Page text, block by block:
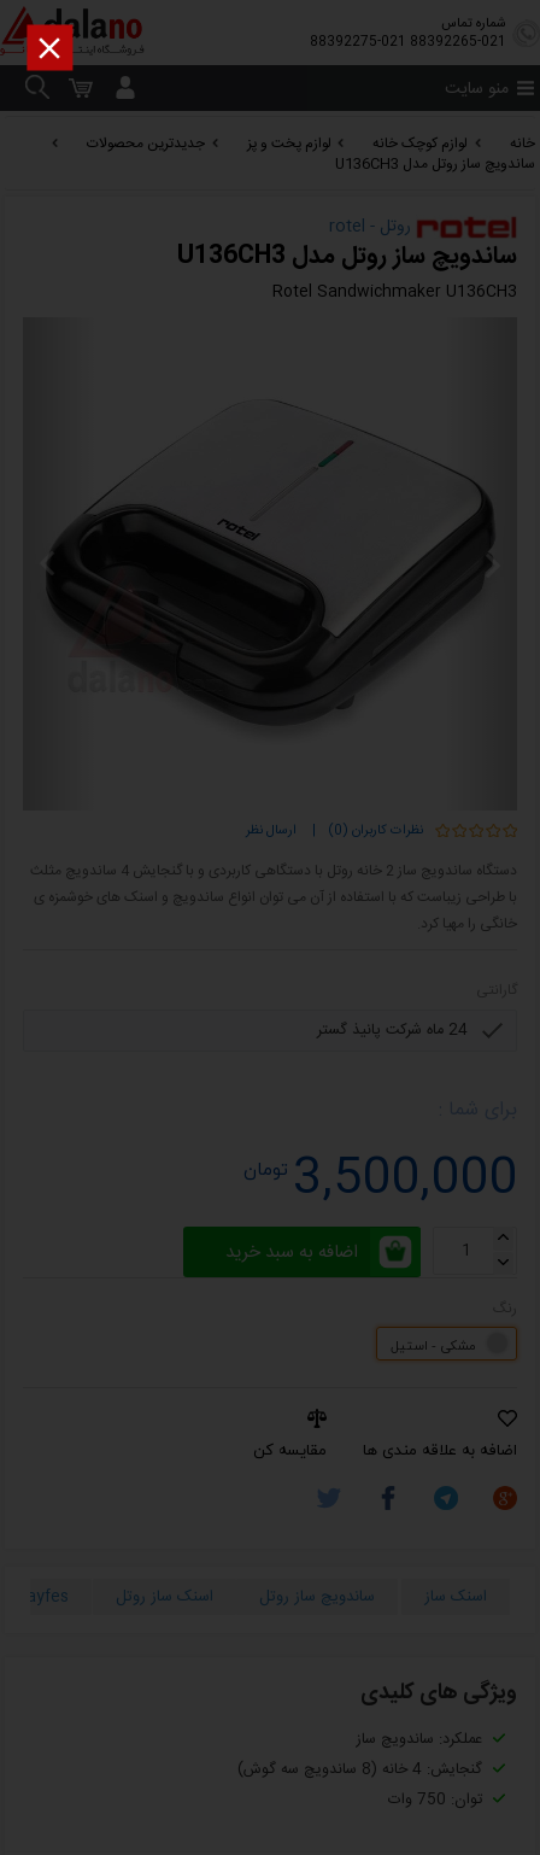
شماره تماس
88392265-021
88392275-021
منو سایت
خانه لوازم کوچک خانه لوازم پخت و پز
جدیدترین محصولات
ساندویچ ساز روتل مدل U136CH3
روتل - rotel
ساندویچ ساز روتل مدل U136CH3
Rotel Sandwichmaker U136CH3
نظرات کاربران (0) | ارسال نظر
دستگاه ساندویچ ساز 2 خانه روتل با دستگاهی کاربردی و با گنجایش 4 ساندویچ مثلث
با طراحی زیباست که با استفاده از آن می توان انواع ساندویچ و اسنک های خوشمزه ی
خانگی را مهیا کرد.
3,500,000 تومان
اضافه به سبد خرید
مشکی - استیل
اضافه به علاقه مندی ها مقایسه کن
اسنک ساز ساندویچ ساز روتل اسنک ساز روتل
ویژگی های کلیدی
عملکرد: ساندویچ ساز
گنجایش: 4 خانه (8 ساندویچ سه گوش)
توان: 750 وات
